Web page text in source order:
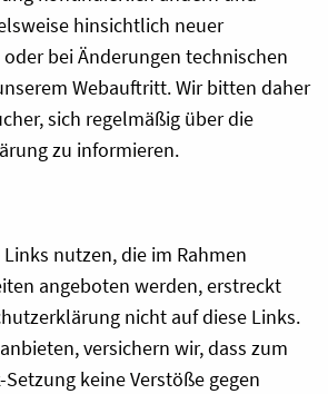
hinsichtlich neuer
bei Änderungen technischen
Webauftritt. Wir bitten daher
sich regelmäßig über die
zu informieren.
nutzen, die im Rahmen
angeboten werden, erstreckt
nicht auf diese Links.
versichern wir, dass zum
keine Verstöße gegen